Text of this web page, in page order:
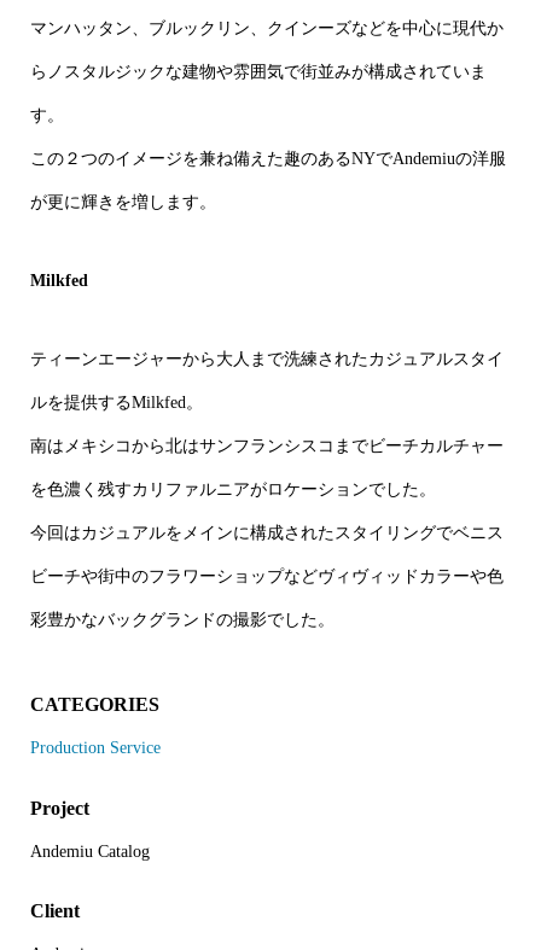
マンハッタン、ブルックリン、クインーズなどを中心に現代か
らノスタルジックな建物や雰囲気で街並みが構成されていま
す。
この２つのイメージを兼ね備えた趣のあるNYでAndemiuの洋服
が更に輝きを増します。
Milkfed
ティーンエージャーから大人まで洗練されたカジュアルスタイ
ルを提供するMilkfed。
南はメキシコから北はサンフランシスコまでビーチカルチャー
を色濃く残すカリファルニアがロケーションでした。
今回はカジュアルをメインに構成されたスタイリングでベニス
ビーチや街中のフラワーショップなどヴィヴィッドカラーや色
彩豊かなバックグランドの撮影でした。
CATEGORIES
Production Service
Project
Andemiu Catalog
Client